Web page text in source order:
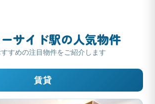
サイド駅の人気物件
すめの注目物件をご紹介します
賃貸